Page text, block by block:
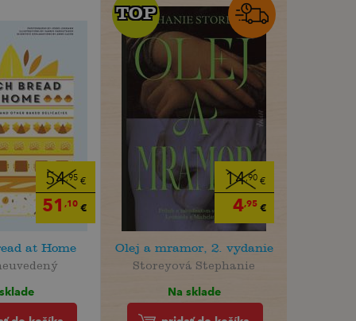
54,95 €
51 ,10 €
at Home
14,90€
4,95€
TOP
TOP
Olej a mramor, 2. vydanie
Storeyová Stephanie
Na sklade